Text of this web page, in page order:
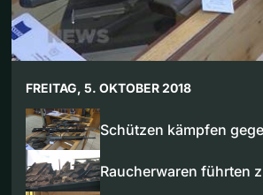
FREITAG, 5. OKTOBER 2018
Schützen kämpfen
Raucherwaren führten